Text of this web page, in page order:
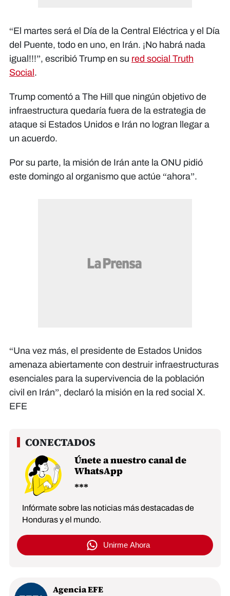
“El martes será el Día de la Central Eléctrica y el Día
del Puente, todo en uno, en Irán. ¡No habrá nada
igual!!!”, escribió Trump en su red social Truth
Social.
Trump comentó a The Hill que ningún objetivo de
infraestructura quedaría fuera de la estrategia de
ataque si Estados Unidos e Irán no logran llegar a
un acuerdo.
Por su parte, la misión de Irán ante la ONU pidió
este domingo al organismo que actúe “ahora”.
“Una vez más, el presidente de Estados Unidos
amenaza abiertamente con destruir infraestructuras
esenciales para la supervivencia de la población
civil en Irán”, declaró la misión en la red social X.
EFE
Únete a nuestro canal de
WhatsApp
Infórmate sobre las noticias más destacadas de
Honduras y el mundo.
Unirme Ahora
Agencia EFE